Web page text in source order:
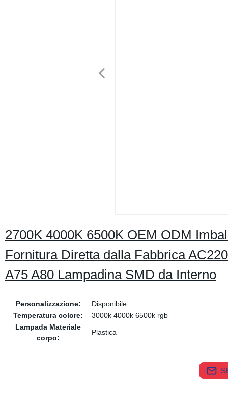
2700K 4000K 6500K OEM ODM
Fornitura Diretta dalla Fabbrica
A75 A80 Lampadina SMD da Interno
Personalizzazione:
Disponibile
Temperatura colore:
3000k 4000k 6500k rgb
Lampada Materiale
corpo:
Plastica